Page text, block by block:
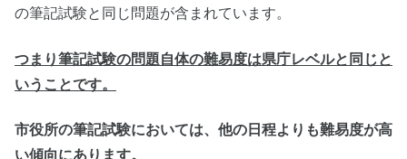
の筆記試験と同じ問題が含まれています。
つまり筆記試験の問題自体の難易度は県庁レベルと同じと
いうことです。
市役所の筆記試験においては、他の日程よりも難易度が高
い傾向にあります。